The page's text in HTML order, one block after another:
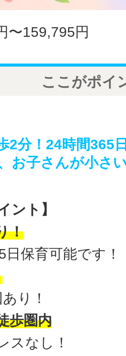
〜159,795円
ここがポイ
2分！24時間365
お子さんが小さ
ント】
！
日保育可能です！
り！
歩圏内
スなし！